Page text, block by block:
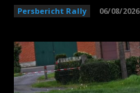
Persbericht Rally 06/08/2026